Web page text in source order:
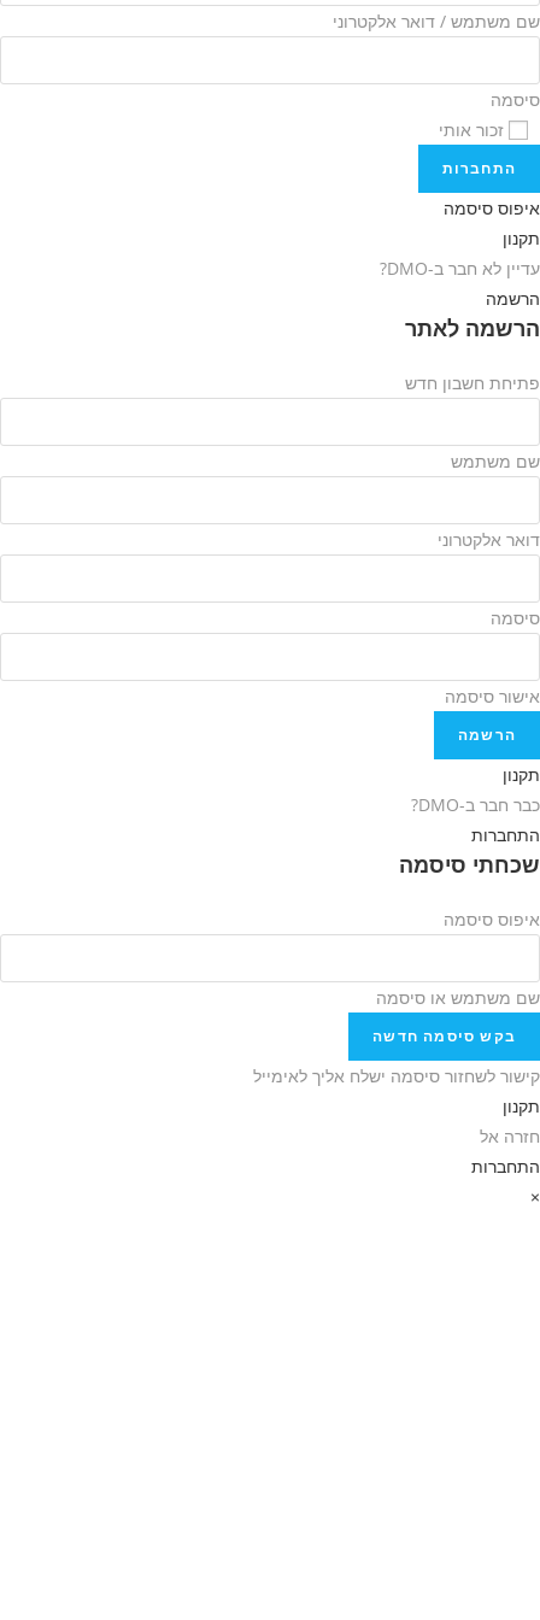
שם משתמש / דואר אלקטרוני
סיסמה
זכור אותי
התחברות
איפוס סיסמה
תקנון
עדיין לא חבר ב-DMO?
הרשמה
הרשמה לאתר
פתיחת חשבון חדש
שם משתמש
דואר אלקטרוני
סיסמה
אישור סיסמה
הרשמה
תקנון
כבר חבר ב-DMO?
התחברות
שכחתי סיסמה
איפוס סיסמה
שם משתמש או סיסמה
בקש סיסמה חדשה
קישור לשחזור סיסמה ישלח אליך לאימייל
תקנון
חזרה אל
התחברות
×